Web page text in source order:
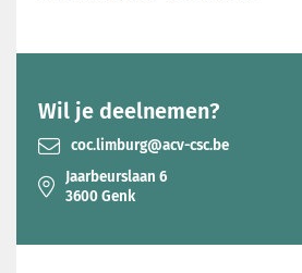
Wil je deelnemen?
coc.limburg@acv-csc.be
Jaarbeurslaan 6
3600 Genk